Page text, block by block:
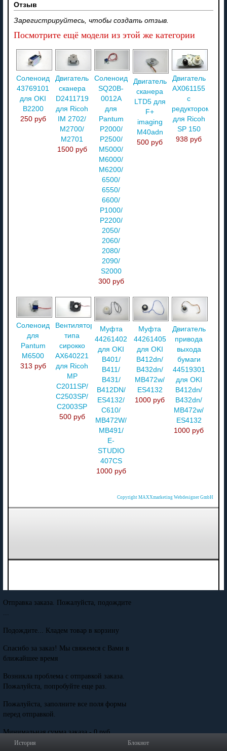
Отзыв
Зарегистрируйтесь, чтобы создать отзыв.
Посмотрите ещё модели из этой же категории
Соленоид
43769101
для OKI
B2200
250 руб
Двигатель
сканера
D2411719
для Ricoh
IM 2702/
M2700/
M2701
1500 руб
Соленоид
SQ20B-
0012A
для
Pantum
P2000/
P2500/
M5000/
M6000/
M6200/
6500/
6550/
6600/
P1000/
P2200/
2050/
2060/
2080/
2090/
S2000
300 руб
Двигатель
сканера
LTD5 для
F+
imaging
M40adn
500 руб
Двигатель
AX061155
с
редуктором
для Ricoh
SP 150
938 руб
Соленоид
для
Pantum
M6500
313 руб
Вентилятор
типа
сирокко
AX640221
для Ricoh
MP
C2011SP/
C2503SP/
C2003SP
500 руб
Муфта
44261402
для OKI
B401/
B411/
B431/
B412DN/
ES4132/
C610/
MB472W/
MB491/
E-
STUDIO
407CS
1000 руб
Муфта
44261405
для OKI
B412dn/
B432dn/
MB472w/
ES4132
1000 руб
Двигатель
привода
выхода
бумаги
44519301
для OKI
B412dn/
B432dn/
MB472w/
ES4132
1000 руб
Copyright MAXXmarketing Webdesigner GmbH
История Блокнот
Отправка заказа. Пожалуйста, подождите
Подождите... Кладем товар в корзину
Спасибо за заказ! Мы свяжемся с Вами в
ближайшее время
Возникла проблема с отправкой заказа.
Пожалуйста, попробуйте еще раз.
Пожалуйста, заполните все поля формы
перед отправкой.
Минимальная сумма заказа - 0 руб.